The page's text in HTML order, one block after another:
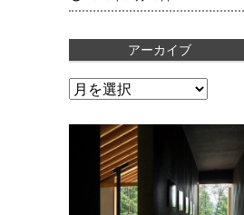
アーカイブ
ア
ー